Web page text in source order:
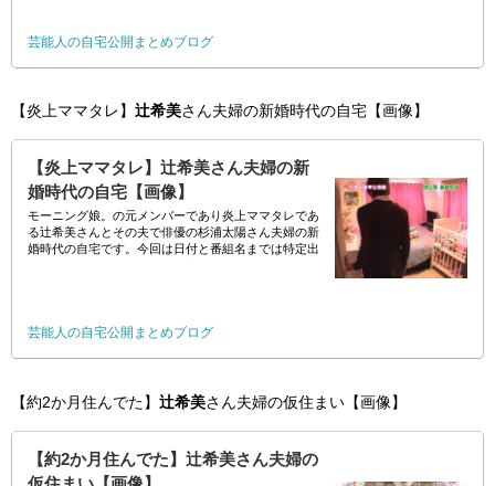
芸能人の自宅公開まとめブログ
【炎上ママタレ】 辻希美さん夫婦の新婚時代の自宅【画像】
【炎上ママタレ】辻希美さん夫婦の新
婚時代の自宅【画像】
モーニング娘。の元メンバーであり炎上ママタレであ
る辻希美さんとその夫で俳優の杉浦太陽さん夫婦の新
婚時代の自宅です。今回は日付と番組名までは特定出
芸能人の自宅公開まとめブログ
【約2か月住んでた】 辻希美さん夫婦の仮住まい【画像】
【約2か月住んでた】辻希美さん夫婦の